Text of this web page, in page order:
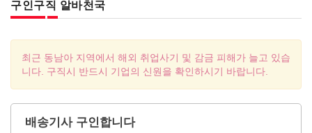
구인구직 알바천국
최근 동남아 지역에서 해외 취업사기 및 감금 피해가 늘고 있습
니다. 구직시 반드시 기업의 신원을 확인하시기 바랍니다.
배송기사 구인합니다